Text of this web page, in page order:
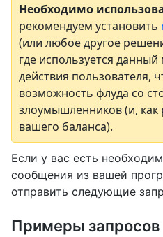
Необходимо
рекомендуем установить
(или любое другое
где используется данный
действия пользователя,
возможность флуда со
злоумышленников (и, как
вашего баланса).
Если у вас есть
сообщения из вашей
отправить следующие
Примеры запросов